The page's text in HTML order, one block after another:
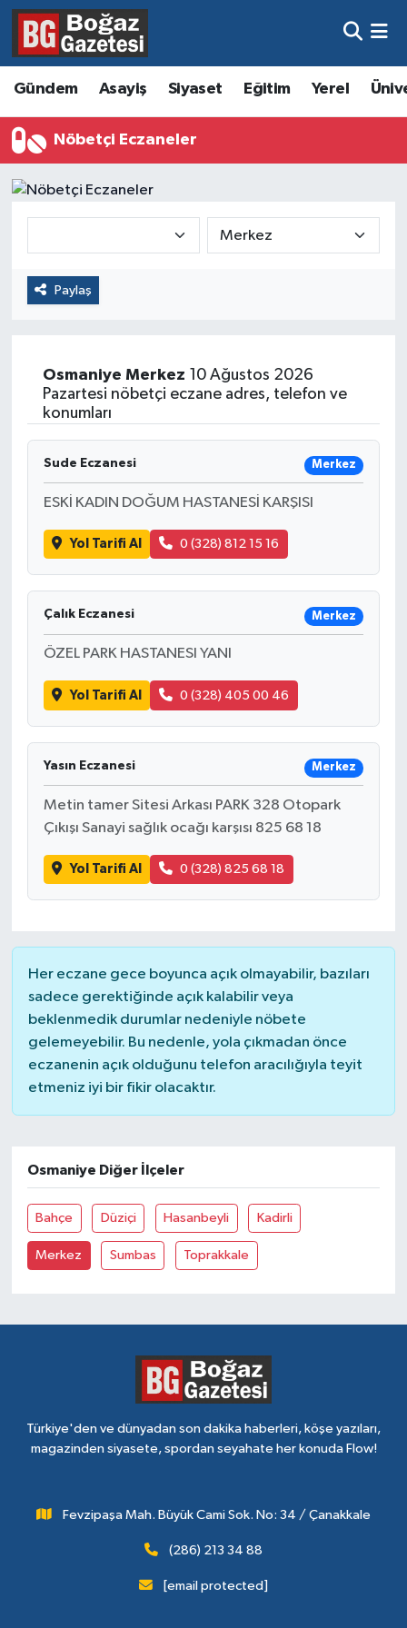
Gündem Asayiş Siyaset Eğitim Yerel
Nöbetçi Eczaneler
Paylaş
Osmaniye Merkez 10 Ağustos 2026
Pazartesi nöbetçi eczane adres, telefon ve
konumları
Sude Eczanesi Merkez
ESKİ KADIN DOĞUM HASTANESİ KARŞISI
Yol Tarifi Al 0 (328) 812 15 16
Çalık Eczanesi Merkez
ÖZEL PARK HASTANESI YANI
Yol Tarifi Al 0 (328) 405 00 46
Yasın Eczanesi Merkez
Metin tamer Sitesi Arkası PARK 328 Otopark
Çıkışı Sanayi sağlık ocağı karşısı 825 68 18
Yol Tarifi Al 0 (328) 825 68 18
Her eczane gece boyunca açık olmayabilir, bazıları
sadece gerektiğinde açık kalabilir veya
beklenmedik durumlar nedeniyle nöbete
gelemeyebilir. Bu nedenle, yola çıkmadan önce
eczanenin açık olduğunu telefon aracılığıyla teyit
etmeniz iyi bir fikir olacaktır.
Osmaniye Diğer İlçeler
Bahçe Düziçi Hasanbeyli Kadirli
Merkez Sumbas Toprakkale
Türkiye'den ve dünyadan son dakika haberleri, köşe yazıları,
magazinden siyasete, spordan seyahate her konuda Flow!
Fevzipaşa Mah. Büyük Cami Sok. No: 34 / Çanakkale
(286) 213 34 88
[email protected]
Asayiş
Eğitim
Ekonomi
Kültür ve Sanat
Magazin
Sağlık
Hava Durumu
Trafik Durumu
Süper Lig Puan Durumu ve Fikstür
Son Dakika Haberleri
Haber Arşivi